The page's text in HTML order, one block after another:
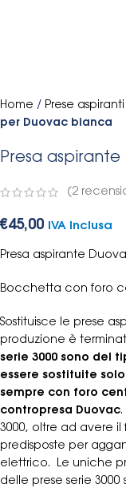
Home / Prese aspiranti
per Duovac bianca
Presa
( 2
€45,00 IVA Inclusa
Presa aspirante
Bocchetta con foro
Sostituisce le prese
produzione è
serie 3000 sono del
essere sostituite
sempre con foro
contropresa Duovac
3000, oltre ad avere
predisposte per
elettrico.
Le uniche
delle prese serie